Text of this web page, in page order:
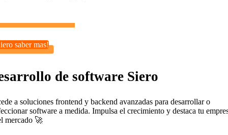
saber mas!
de software Siero
a soluciones frontend y backend avanzadas para desarrollar o
software a medida. Impulsa el crecimiento y destaca tu
mercado 🚀